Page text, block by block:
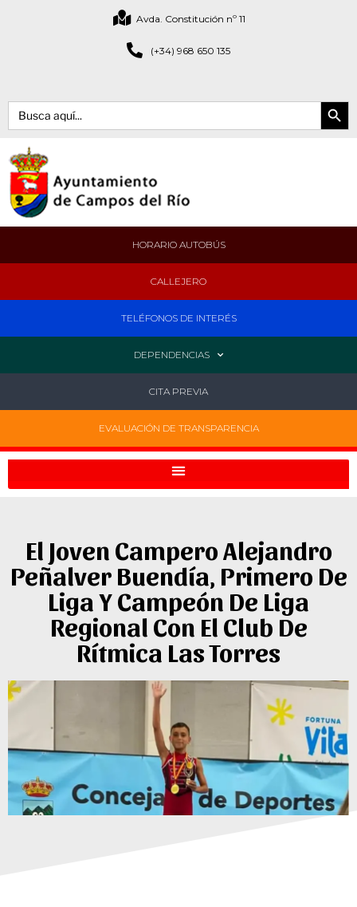
Avda. Constitución nº 11
(+34) 968 650 135
Buscar: Botón de
HORARIO AUTOBÚS
CALLEJERO
TELÉFONOS DE INTERÉS
DEPENDENCIAS
CITA PREVIA
EVALUACIÓN DE TRANSPARENCIA
El Joven Campero Alejandro
Peñalver Buendía, Primero De
Liga Y Campeón De Liga
Regional Con El Club De
Rítmica Las Torres